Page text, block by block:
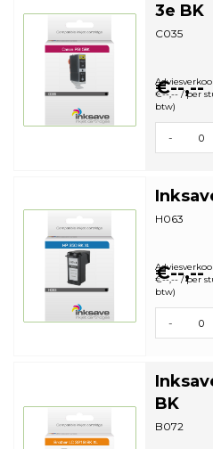
3e BK
C035
€--,--
€--,-- / per
btw)
-
H063
€--,--
€--,-- / per
btw)
-
BK
B072